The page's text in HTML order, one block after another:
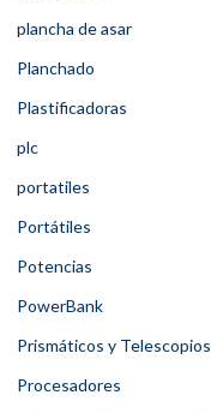
plancha de asar
Planchado
Plastificadoras
plc
portatiles
Portátiles
Potencias
PowerBank
Prismáticos y Telescopios
Procesadores